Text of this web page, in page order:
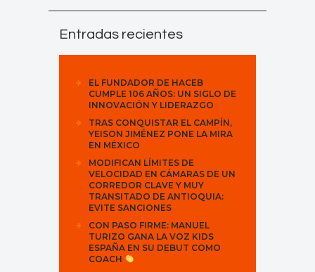
Entradas recientes
EL FUNDADOR DE HACEB
CUMPLE 106 AÑOS: UN SIGLO DE
INNOVACIÓN Y LIDERAZGO
TRAS CONQUISTAR EL CAMPÍN,
YEISON JIMÉNEZ PONE LA MIRA
EN MÉXICO
MODIFICAN LÍMITES DE
VELOCIDAD EN CÁMARAS DE UN
CORREDOR CLAVE Y MUY
TRANSITADO DE ANTIOQUIA:
EVITE SANCIONES
CON PASO FIRME: MANUEL
TURIZO GANA LA VOZ KIDS
ESPAÑA EN SU DEBUT COMO
COACH